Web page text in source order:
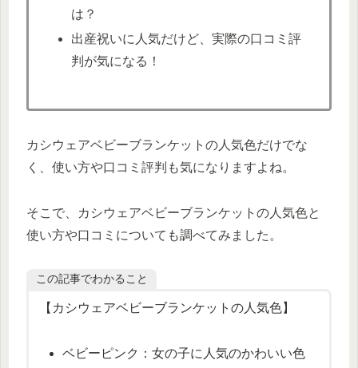
は？
出産祝いに人気だけど、実際の口コミ評
判が気になる！
カシウェアベビーブランケットの人気色だけでな
く、使い方や口コミ評判も気になりますよね。
そこで、カシウェアベビーブランケットの人気色と
使い方や口コミについても調べてみました。
この記事でわかること
【カシウェアベビーブランケットの人気色】
ベビーピンク：女の子に人気のかわいい色